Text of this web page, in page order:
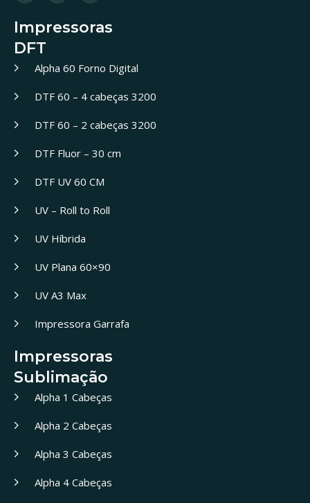
Impressoras
DFT
Alpha 60 Forno Digital
DTF 60 – 4 cabeças 3200
DTF 60 – 2 cabeças 3200
DTF Fluor – 30 cm
DTF UV 60 CM
UV – Roll to Roll
UV Híbrida
UV Plana 60×90
UV A3 Max
Impressora Garrafa
Impressoras
Sublimação
Alpha 1 Cabeças
Alpha 2 Cabeças
Alpha 3 Cabeças
Alpha 4 Cabeças